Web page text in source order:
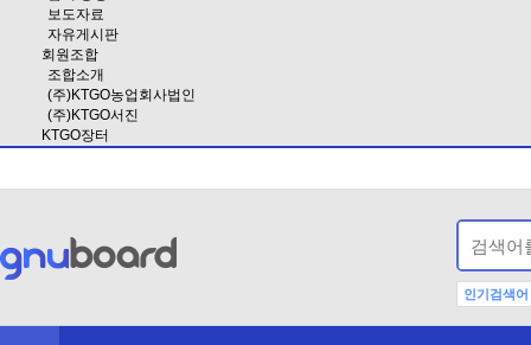
보도자료
자유게시판
회원조합
조합소개
(주)KTGO농업회사법인
(주)KTGO서진
KTGO장터
인기검색어